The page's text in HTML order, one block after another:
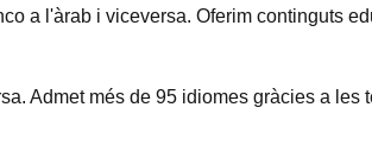
a l'àrab i viceversa. Oferim continguts
Admet més de 95 idiomes gràcies a les